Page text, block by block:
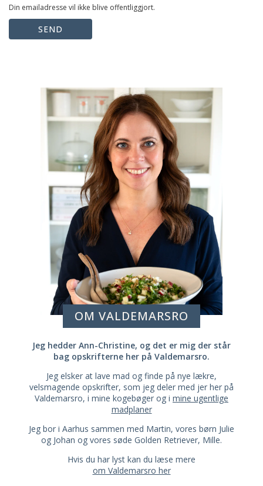
Din emailadresse vil ikke blive offentliggjort.
SEND
OM VALDEMARSRO
Jeg hedder Ann-Christine, og det er mig der står
bag opskrifterne her på Valdemarsro.
Jeg elsker at lave mad og finde på nye lækre,
velsmagende opskrifter, som jeg deler med jer her på
Valdemarsro, i mine kogebøger og i mine ugentlige
madplaner
Jeg bor i Aarhus sammen med Martin, vores børn Julie
og Johan og vores søde Golden Retriever, Mille.
Hvis du har lyst kan du læse mere
om Valdemarsro her